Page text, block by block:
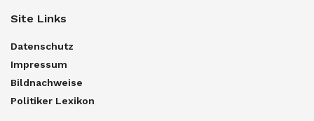
Site Links
Datenschutz
Impressum
Bildnachweise
Politiker Lexikon